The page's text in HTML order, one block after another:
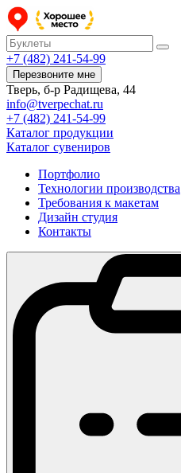
+7 (482) 241-54-99
Перезвоните мне
Тверь, б-р Радищева, 44
info@tverpechat.ru
+7 (482) 241-54-99
Каталог продукции
Каталог сувениров
Портфолио
Технологии производства
Требования к макетам
Дизайн студия
Контакты